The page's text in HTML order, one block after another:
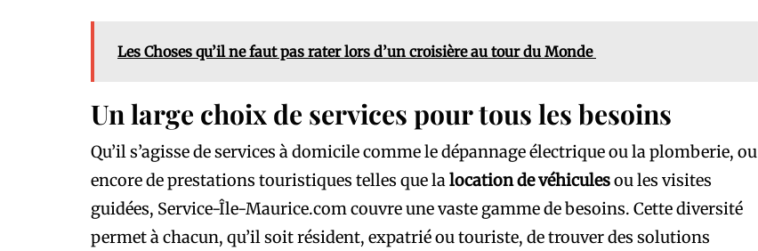
Les Choses qu’il ne faut pas rater lors d’un croisière au tour du Monde
Un large choix de services pour tous les besoins
Qu’il s’agisse de services à domicile comme le dépannage électrique ou la plomberie, ou
encore de prestations touristiques telles que lalocation de véhiculesou les visites
guidées, Service-Île-Maurice.com couvre une vaste gamme de besoins. Cette diversité
permet à chacun, qu’il soit résident, expatrié ou touriste, de trouver des solutions